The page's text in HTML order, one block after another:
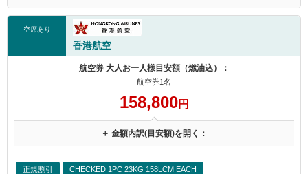
空席あり
香港航空
航空券 大人お一人様目安額（燃油込）：
航空券1名
158,800円
＋ 金額内訳(目安額)を開く：
正規割引 CHECKED 1PC 23KG 158LCM EACH